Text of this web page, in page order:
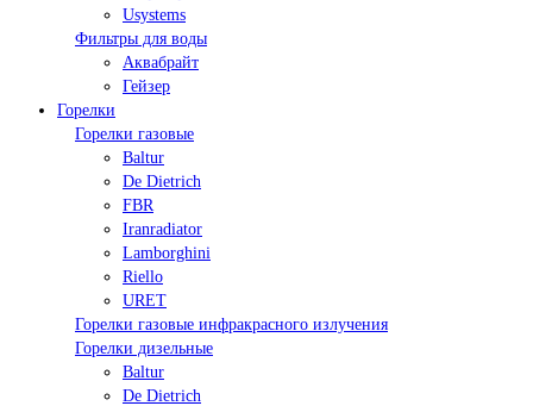
Usystems
Фильтры для воды
Аквабрайт
Гейзер
Горелки
Горелки газовые
Baltur
De Dietrich
FBR
Iranradiator
Lamborghini
Riello
URET
Горелки газовые инфракрасного излучения
Горелки дизельные
Baltur
De Dietrich